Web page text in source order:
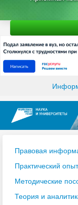
Правовая
Практический опыт
Методические
Теория и